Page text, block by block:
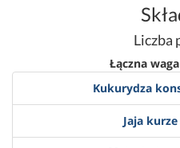
Liczba
Łączna
Kukurydza
Jaja kurze